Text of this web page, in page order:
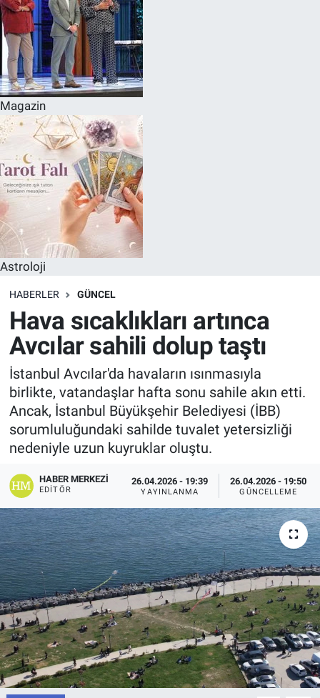
Magazin
Astroloji
HABERLER GÜNCEL
Hava sıcaklıkları artınca
Avcılar sahili dolup taştı
İstanbul Avcılar'da havaların ısınmasıyla
birlikte, vatandaşlar hafta sonu sahile akın etti.
Ancak, İstanbul Büyükşehir Belediyesi (İBB)
sorumluluğundaki sahilde tuvalet yetersizliği
nedeniyle uzun kuyruklar oluştu.
HABER MERKEZI
EDITÖR
26.04.2026 - 19:39
YAYINLANMA
26.04.2026 - 19:50
GÜNCELLEME